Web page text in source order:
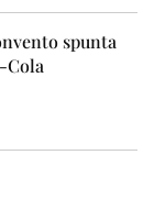
spunta
Cola